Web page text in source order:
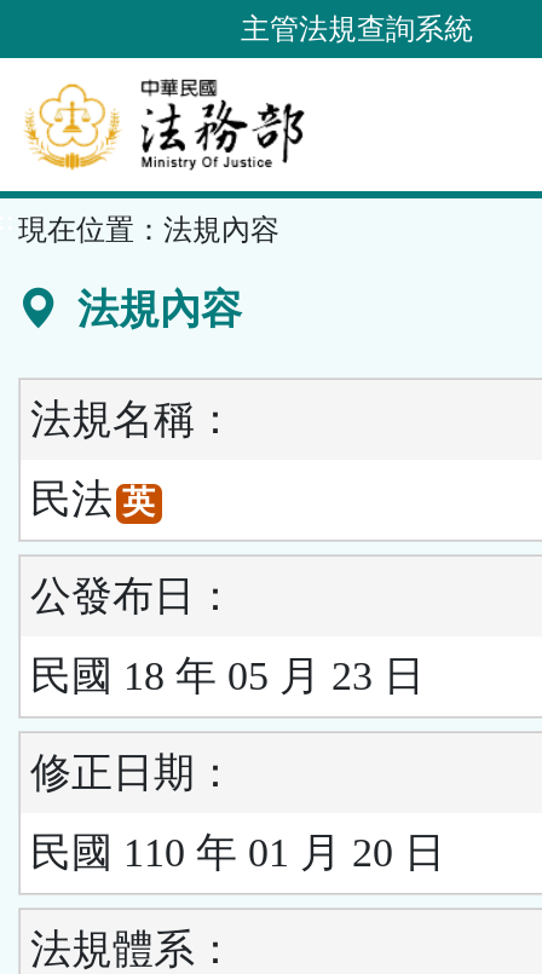
到
要
內
容
區
主管法規查詢系統
現在位置： 法規內容
法規內容
法規名稱：
民法 英
公發布日：
民國 18 年 05 月 23 日
修正日期：
民國 110 年 01 月 20 日
法規體系：